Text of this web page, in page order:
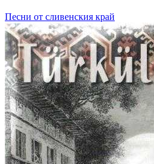
Песни от сливенския край